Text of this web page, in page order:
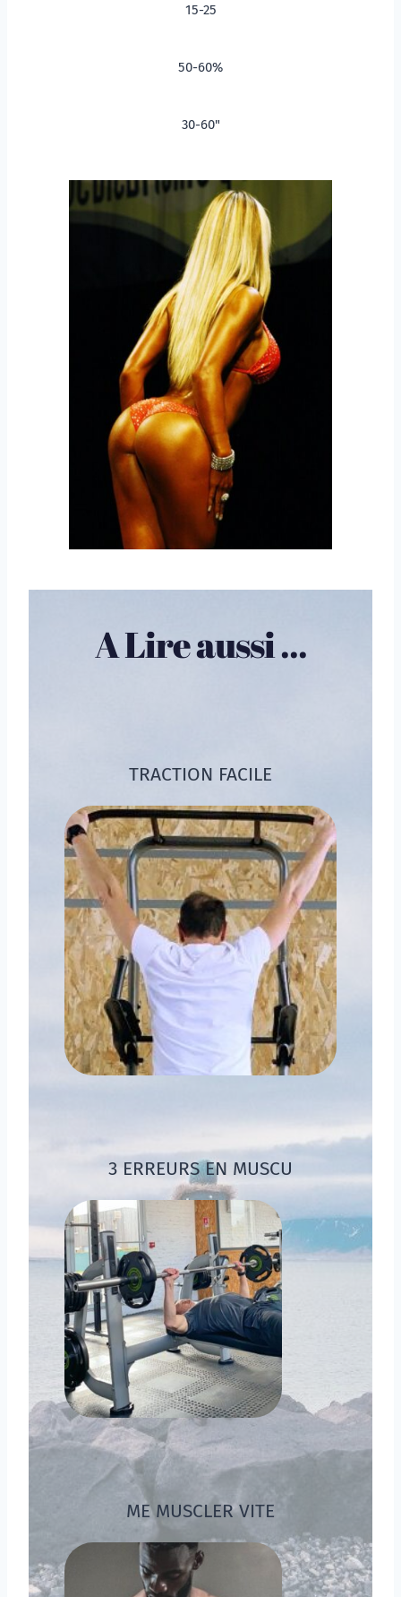
15-25
50-60%
30-60"
A Lire aussi ...
TRACTION FACILE
3 ERREURS EN MUSCU
ME MUSCLER VITE